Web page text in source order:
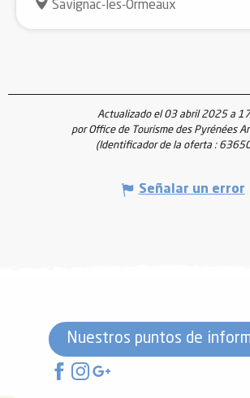
Savignac-les-Ormeaux
Actualizado el 03 abril 2025 a
por Office de Tourisme des Pyrénées
(Identificador de la oferta :
Señalar un error
Nuestros puntos de